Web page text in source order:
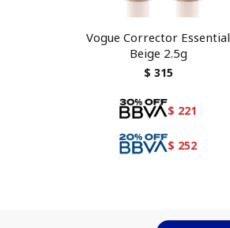
Vogue Corrector Essential
Beige 2.5g
$ 315
$ 221
$ 252